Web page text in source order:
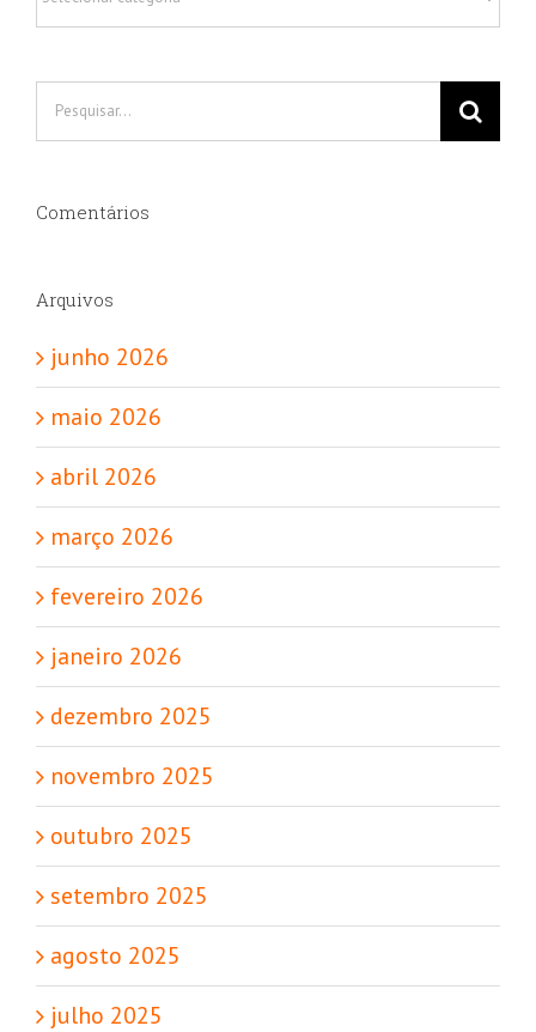
Buscar
Comentários
Arquivos
junho 2026
maio 2026
abril 2026
março 2026
fevereiro 2026
janeiro 2026
dezembro 2025
novembro 2025
outubro 2025
setembro 2025
agosto 2025
julho 2025